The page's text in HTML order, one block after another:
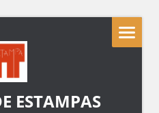
ESTAMPAS